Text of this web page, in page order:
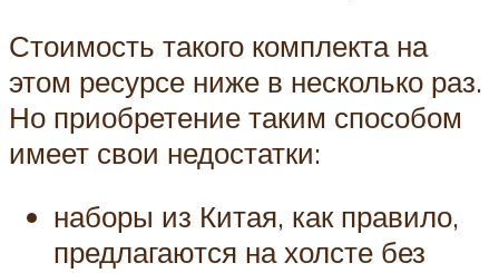
Стоимость такого комплекта на
этом ресурсе ниже в несколько раз.
Но приобретение таким способом
имеет свои недостатки:
наборы из Китая, как правило,
предлагаются на холсте без